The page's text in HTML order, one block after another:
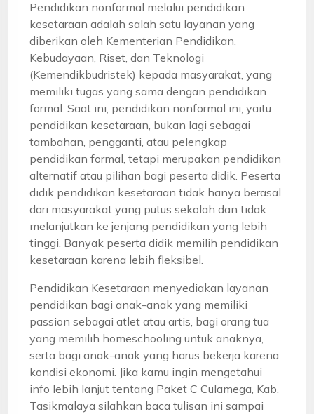
Pendidikan nonformal melalui pendidikan
kesetaraan adalah salah satu layanan yang
diberikan oleh Kementerian Pendidikan,
Kebudayaan, Riset, dan Teknologi
(Kemendikbudristek) kepada masyarakat, yang
memiliki tugas yang sama dengan pendidikan
formal. Saat ini, pendidikan nonformal ini, yaitu
pendidikan kesetaraan, bukan lagi sebagai
tambahan, pengganti, atau pelengkap
pendidikan formal, tetapi merupakan pendidikan
alternatif atau pilihan bagi peserta didik. Peserta
didik pendidikan kesetaraan tidak hanya berasal
dari masyarakat yang putus sekolah dan tidak
melanjutkan ke jenjang pendidikan yang lebih
tinggi. Banyak peserta didik memilih pendidikan
kesetaraan karena lebih fleksibel.
Pendidikan Kesetaraan menyediakan layanan
pendidikan bagi anak-anak yang memiliki
passion sebagai atlet atau artis, bagi orang tua
yang memilih homeschooling untuk anaknya,
serta bagi anak-anak yang harus bekerja karena
kondisi ekonomi. Jika kamu ingin mengetahui
info lebih lanjut tentang Paket C Culamega, Kab.
Tasikmalaya silahkan baca tulisan ini sampai